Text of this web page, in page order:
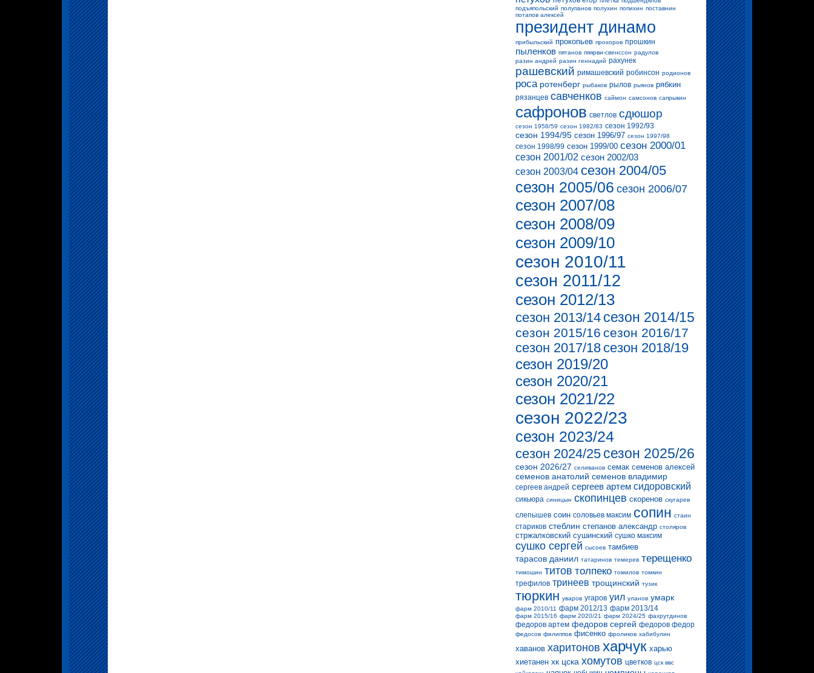
подъяпольский полупанов полухин попихин поставнин
потапов алексей
президент динамо
прибыльский прокопьев прохоров прошкин
пыленков пятанов пяярви-свенссон радулов
разин андрей разин геннадий рахунек
рашевский римашевский робинсон родионов
роса ротенберг рыбаков рылов рьянов рябкин
рязанцев савченков саймон самсонов сапрыкин
сафронов светлов сдюшор
сезон 1958/59 сезон 1982/83 сезон 1992/93
сезон 1994/95 сезон 1996/97 сезон 1997/98
сезон 1998/99 сезон 1999/00 сезон 2000/01
сезон 2001/02 сезон 2002/03
сезон 2003/04 сезон 2004/05
сезон 2005/06 сезон 2006/07
сезон 2007/08
сезон 2008/09
сезон 2009/10
сезон 2010/11
сезон 2011/12
сезон 2012/13
сезон 2013/14 сезон 2014/15
сезон 2015/16 сезон 2016/17
сезон 2017/18 сезон 2018/19
сезон 2019/20
сезон 2020/21
сезон 2021/22
сезон 2022/23
сезон 2023/24
сезон 2024/25 сезон 2025/26
сезон 2026/27 селиванов семак семенов алексей
семенов анатолий семенов владимир
сергеев андрей сергеев артем сидоровский
сикьюра синицын скопинцев скоренов скугарев
слепышев соин соловьев максим сопин стаин
стариков стеблин степанов александр столяров
стржалковский сушинский сушко максим
сушко сергей сысоев тамбиев
тарасов даниил татаринов темерев терещенко
тимошин титов толпеко томилов томкин
трефилов тринеев трощинский тузик
тюркин уваров угаров уил уланов умарк
фарм 2010/11 фарм 2012/13 фарм 2013/14
фарм 2015/16 фарм 2020/21 фарм 2024/25 фахрутдинов
федоров артем федоров сергей федоров федор
федосов филиппов фисенко фроликов хабибулин
хаванов харитонов харчук харью
хиетанен хк цска хомутов цветков цск ввс